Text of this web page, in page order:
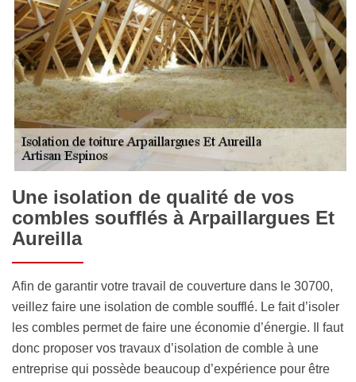
Une isolation de qualité de vos
combles soufflés à Arpaillargues Et
Aureilla
Afin de garantir votre travail de couverture dans le 30700,
veillez faire une isolation de comble soufflé. Le fait d’isoler
les combles permet de faire une économie d’énergie. Il faut
donc proposer vos travaux d’isolation de comble à une
entreprise qui possède beaucoup d’expérience pour être